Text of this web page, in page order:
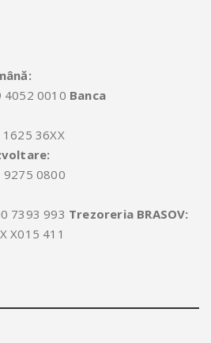
4052 0010 Banca
36XX
9275 0800
7393 993 Trezoreria BRASOV:
X015 411